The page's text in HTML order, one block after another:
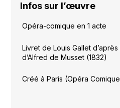
Infos sur l’œuvre
Opéra-comique en 1 acte
Livret de Louis Gallet
d’Alfred de Musset (1832)
Créé à Paris (Opéra